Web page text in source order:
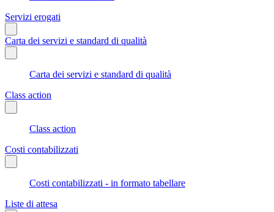
Servizi erogati
Carta dei servizi e standard di qualità
Carta dei servizi e standard di qualità
Class action
Class action
Costi contabilizzati
Costi contabilizzati - in formato tabellare
Liste di attesa